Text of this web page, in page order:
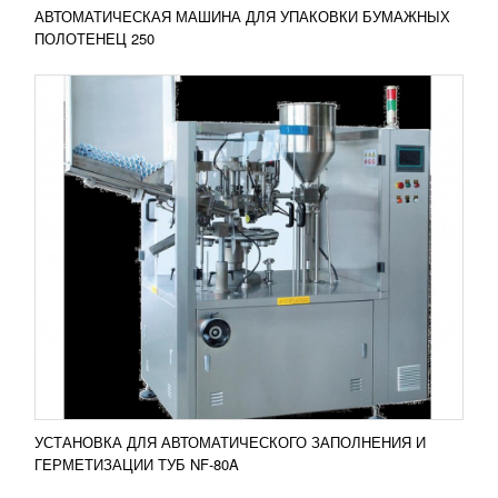
АВТОМАТИЧЕСКАЯ МАШИНА ДЛЯ УПАКОВКИ БУМАЖНЫХ
ПОЛОТЕНЕЦ 250
УСТАНОВКА ДЛЯ АВТОМАТИЧЕСКОГО ЗАПОЛНЕНИЯ И
ГЕРМЕТИЗАЦИИ ТУБ NF-80A
АВТОМАТИЧЕСКАЯ УПАКОВОЧНАЯ
ЛИНИЯ С КРУГЛЫМ СТОЛОМ
УЗНАТЬ ЦЕНУ
Принцип работы автоматической упаковочной
линии с круглым столом заключается в том, что
продукция подается по спирали. При этом
рабочая скорость...
ПОДРОБНЕЕ